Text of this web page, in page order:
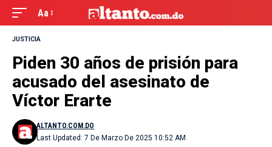
Aa
JUSTICIA
Piden 30 años de prisión para
acusado del asesinato de
Víctor Erarte
Last Updated: 7 De Marzo De 2025 10:52 AM
ALTANTO.COM.DO